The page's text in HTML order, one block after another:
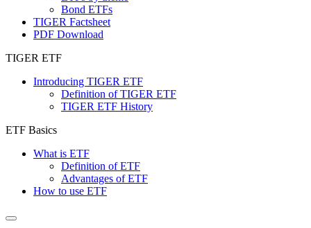
Bond ETFs
TIGER Factsheet
PDF Download
TIGER ETF
Introducing TIGER ETF
Definition of TIGER ETF
TIGER ETF History
ETF Basics
What is ETF
Definition of ETF
Advantages of ETF
How to use ETF